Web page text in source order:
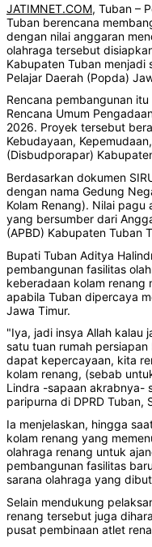
JATIMNET.COM, Tuban –
Tuban berencana
dengan nilai anggaran
olahraga tersebut
Kabupaten Tuban menjadi
Pelajar Daerah (Popda)
Rencana pembangunan
Rencana Umum
2026. Proyek tersebut
Kebudayaan,
(Disbudporapar)
Berdasarkan dokumen
dengan nama Gedung
Kolam Renang). Nilai
yang bersumber dari
(APBD) Kabupaten Tuban
Bupati Tuban Aditya
pembangunan fasilitas
keberadaan kolam renang
apabila Tuban dipercaya
Jawa Timur.
"Iya, jadi insya Allah kalau
satu tuan rumah
dapat kepercayaan, kita
kolam renang, (sebab
Lindra -sapaan akrabnya-
paripurna di DPRD Tuban,
Ia menjelaskan, hingga
kolam renang yang
olahraga renang untuk
pembangunan fasilitas
sarana olahraga yang
Selain mendukung
renang tersebut juga
pusat pembinaan atlet